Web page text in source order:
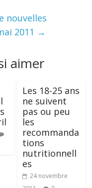
nouvelles
2011 →
aimer
Les 18-25 ans
ne suivent
pas ou peu
les
recommanda
tions
nutritionnell
es
24 novembre